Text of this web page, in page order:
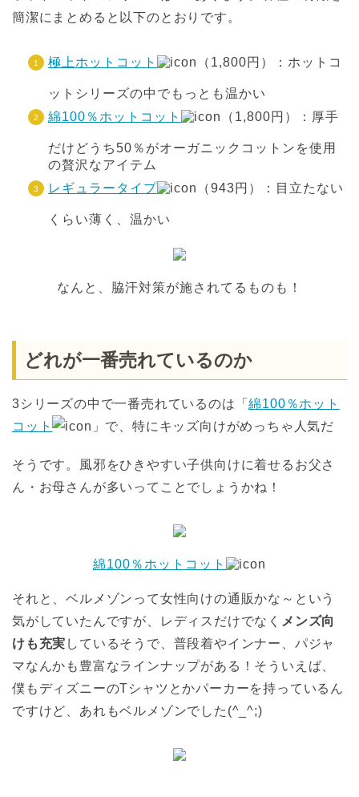
簡潔にまとめると以下のとおりです。
極上ホットコット （1,800円）：ホットコ
ットシリーズの中でもっとも温かい
綿100％ホットコット
（1,800円）：厚手
だけどうち50％がオーガニックコットンを使用
の贅沢なアイテム
レギュラータイプ
（943円）：目立たない
くらい薄く、温かい
なんと、脇汗対策が施されてるものも！
どれが一番売れているのか
3シリーズの中で一番売れているのは「綿100％ホット
コット
」で、特にキッズ向けがめっちゃ人気だ
そうです。風邪をひきやすい子供向けに着せるお父さ
ん・お母さんが多いってことでしょうかね！
綿100％ホットコット
それと、ベルメゾンって女性向けの通販かな～という
気がしていたんですが、レディスだけでなく メンズ向
けも充実 しているそうで、普段着やインナー、パジャ
マなんかも豊富なラインナップがある！そういえば、
僕もディズニーのTシャツとかパーカーを持っているん
ですけど、あれもベルメゾンでした(^_^;)